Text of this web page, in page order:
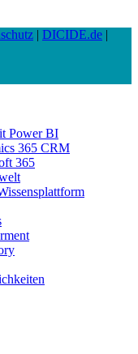
| DICIDE.de |
Power BI
365 CRM
365